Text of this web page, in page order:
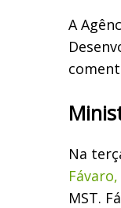
A
Na
MST.